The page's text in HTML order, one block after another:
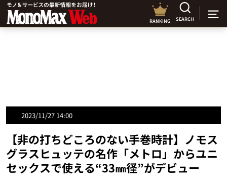
RANKING SEARCH
2023/11/27 14:00
【非の打ちどころのない手巻時計】ノモス
グラスヒュッテの名作「メトロ」からユニ
セックスで使える“33㎜径”がデビュー